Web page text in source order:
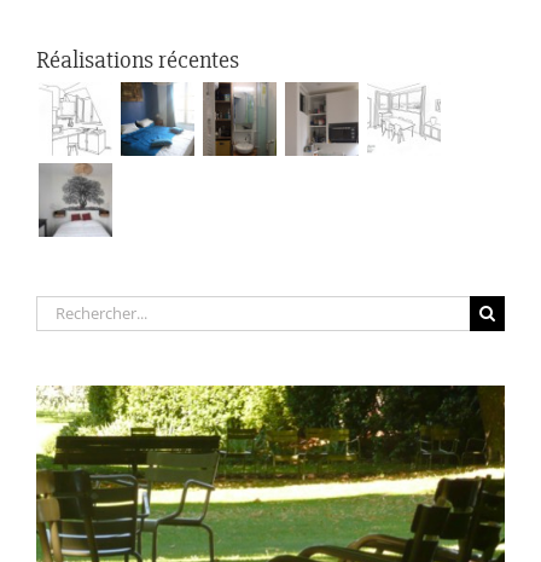
Réalisations récentes
Rechercher: